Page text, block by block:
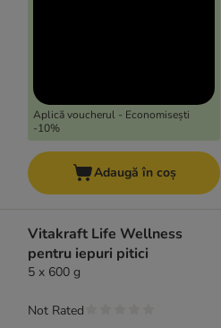
Aplică voucherul - Economisești
-10%
Adaugă în coș
Vitakraft Life Wellness
pentru iepuri pitici
5 x 600 g
Not Rated